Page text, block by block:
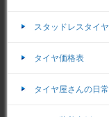
スタッドレスタイヤ
タイヤ価格表
タイヤ屋さんの日常